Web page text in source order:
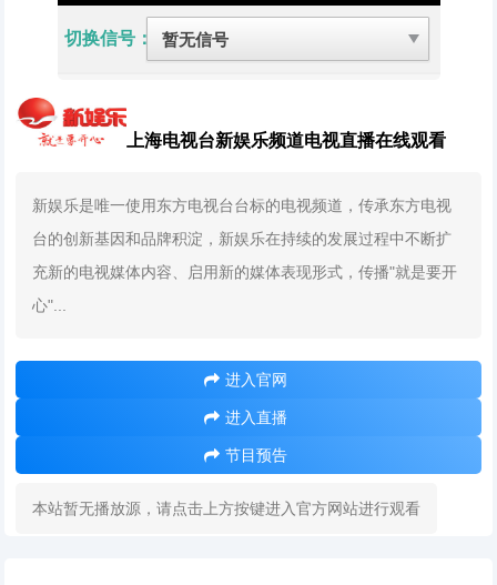
切换信号：
上海电视台新娱乐频道电视直播在线观看
新娱乐是唯一使用东方电视台台标的电视频道，传承东方电视
台的创新基因和品牌积淀，新娱乐在持续的发展过程中不断扩
充新的电视媒体内容、启用新的媒体表现形式，传播"就是要开
心"...
进入官网
进入直播
节目预告
本站暂无播放源，请点击上方按键进入官方网站进行观看